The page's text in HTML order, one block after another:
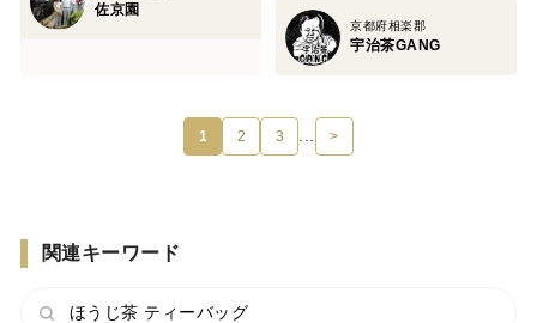
佐京園
京都府相楽郡
宇治茶GANG
1 2 3 >
関連キーワード
ほうじ茶 ティーバッグ